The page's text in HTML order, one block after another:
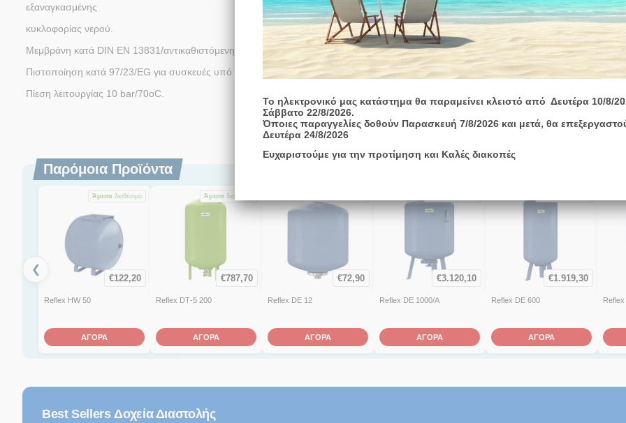
εξαναγκασμένης
κυκλοφορίας νερού.
Μεμβράνη κατά DIN EN 13831/αντικαθιστόμενη από 50lt, αντιδιαβρωτική προστασία στα μέρη που έρχονται σε επαφή με το νερό.
Πιστοποίηση κατά 97/23/EG για συσκευές υπό πίεση.
Πίεση λειτουργίας 10 bar/70oC.
Παρόμοια Προϊόντα
❮
Άμεσα διαθέσιμο
€122,20
Reflex HW 50
ΑΓΟΡΑ
Άμεσα διαθέσιμο
€787,70
Reflex DΤ-5 200
ΑΓΟΡΑ
€72,90
Reflex DE 12
ΑΓΟΡΑ
€3.120,10
Reflex DE 1000/Α
ΑΓΟΡΑ
€1.919,30
Reflex DE 600
ΑΓΟΡΑ
Best Sellers Δοχεία Διαστολής
Το ηλεκτρονικό μας κατάστημα θα παραμείνει κλειστό από Δευτέρα 10/8/
Σάββατο 22/8/2026.
Όποιες παραγγελίες δοθούν Παρασκευή 7/8/2026 και μετά, θα
Δευτέρα 24/8/2026
Ευχαριστούμε για την προτίμηση και Καλές διακοπές